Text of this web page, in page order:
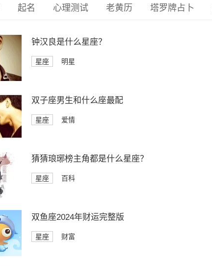
起名 心理测试 老黄历 塔罗牌占卜
钟汉良是什么星座？
星座 明星
双子座男生和什么座最配
星座 爱情
猜猜琅琊榜主角都是什么星座？
星座 百科
双鱼座2024年财运完整版
星座 财富